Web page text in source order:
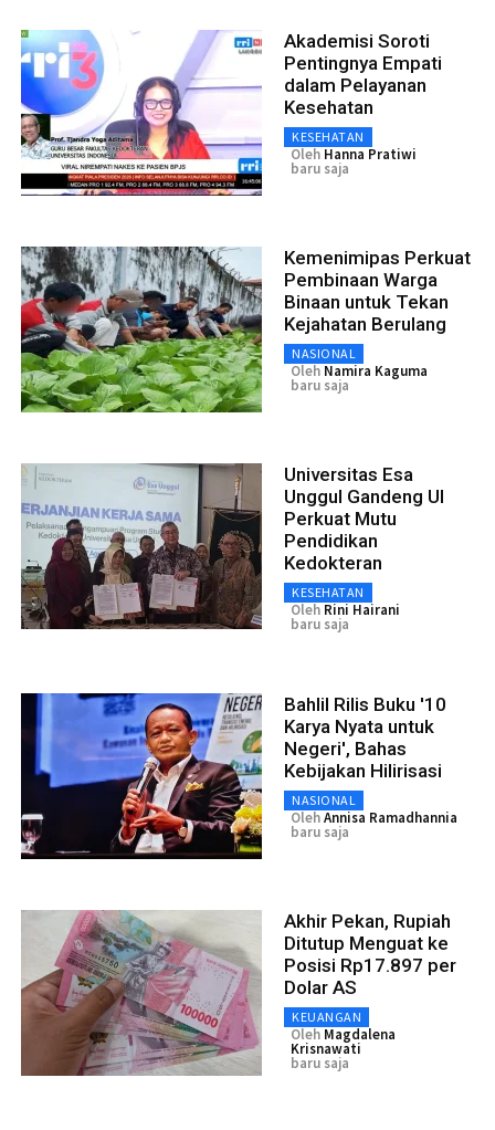
Akademisi Soroti
Pentingnya Empati
dalam Pelayanan
Kesehatan
KESEHATAN
Oleh Hanna Pratiwi
baru saja
Kemenimipas Perkuat
Pembinaan Warga
Binaan untuk Tekan
Kejahatan Berulang
NASIONAL
Oleh Namira Kaguma
baru saja
Universitas Esa
Unggul Gandeng UI
Perkuat Mutu
Pendidikan
Kedokteran
KESEHATAN
Oleh Rini Hairani
baru saja
Bahlil Rilis Buku '10
Karya Nyata untuk
Negeri', Bahas
Kebijakan Hilirisasi
NASIONAL
OlehAnnisa Ramadhannia
baru saja
Akhir Pekan, Rupiah
Ditutup Menguat ke
Posisi Rp17.897 per
Dolar AS
KEUANGAN
Oleh Magdalena
Krisnawati
baru saja